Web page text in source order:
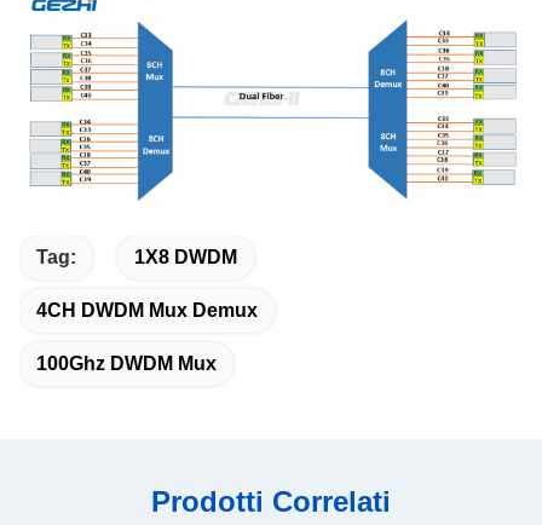
Tag: 1X8 DWDM
4CH DWDM Mux Demux
100Ghz DWDM Mux
Prodotti Correlati